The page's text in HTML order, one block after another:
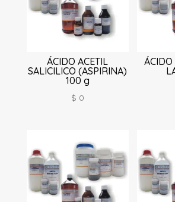
ÁCIDO ACETIL
SALICILICO (ASPIRINA)
100 g
$ 0
ÁCIDO